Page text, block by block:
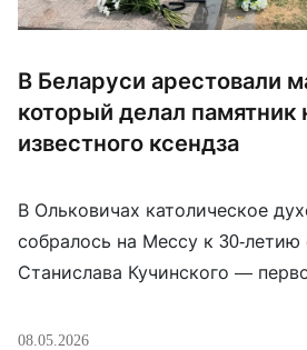
В Беларуси арестовали
который делал памятник
известного ксендза
В Ольковичах католическое
собралось на Мессу к 30-летию
Станислава Кучинского —
митрополит Иосиф Станевский
08.05.2026